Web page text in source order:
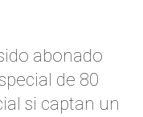
abonado
de 80
si captan un